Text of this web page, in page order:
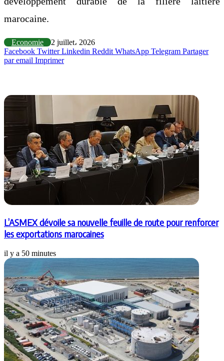
marocaine.
Economie
2 juillet، 2026
Facebook Twitter Linkedin Reddit WhatsApp Telegram Partager
par email Imprimer
L’ASMEX dévoile sa nouvelle feuille de route pour renforcer
les exportations marocaines
il y a 50 minutes